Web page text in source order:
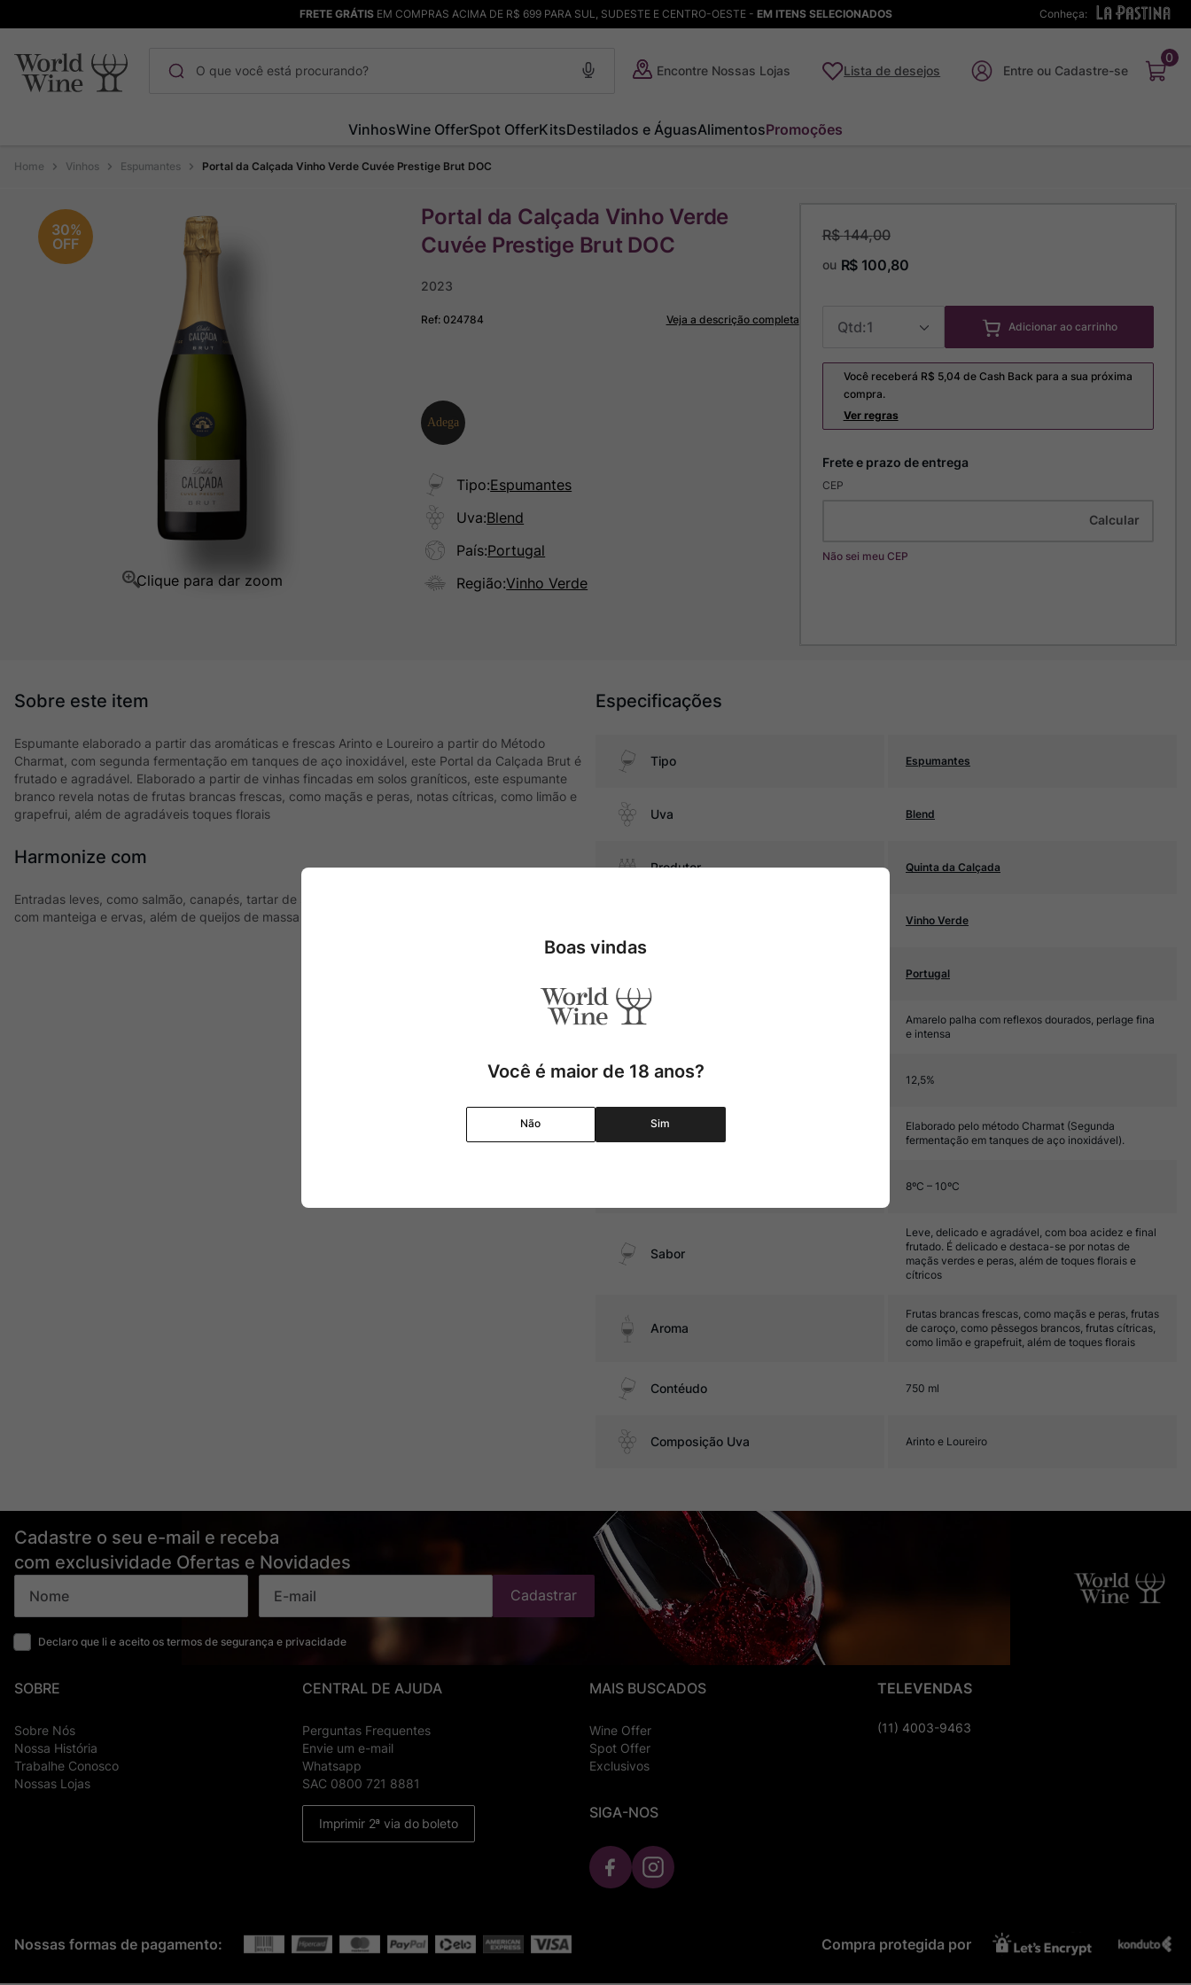
Conheça:
FRETE GRÁTISEM COMPRAS ACIMA DE R$ 699 PARA SUL, SUDESTE E CENTRO-OESTE - EM ITENS SELECIONADOS
Encontre Nossas Lojas Lista de desejos
0
VinhosWine OfferSpot OfferKitsDestilados e ÁguasAlimentosPromoções
Vinhos Espumantes Portal da Calçada Vinho Verde Cuvée Prestige Brut DOC
30%
OFF
Portal da Calçada Vinho Verde
Cuvée Prestige Brut DOC
2023
Ref:024784 Veja a descrição completa
Tipo:Espumantes
Uva:Blend
País:Portugal
Região:Vinho Verde
R$ 144,00
ou R$ 100,80
1 Adicionar ao carrinho
Você receberá R$ 5,04 de Cash Back para a sua próxima
compra.
Ver regras
CEP
Não sei meu CEP
Espumante elaborado a partir das aromáticas e frescas Arinto e Loureiro a partir do Método
Charmat, com segunda fermentação em tanques de aço inoxidável, este Portal da Calçada Brut é
frutado e agradável. Elaborado a partir de vinhas fincadas em solos graníticos, este espumante
branco revela notas de frutas brancas frescas, como maçãs e peras, notas cítricas, como limão e
grapefrui, além de agradáveis toques florais
Harmonize com
Entradas leves, como salmão, canapés, tartar de salmão, carpaccio, pescados, massas salteadas
com manteiga e ervas, além de queijos de massa mole
Especificações
Tipo Espumantes
Uva Blend
Produtor Quinta da Calçada
Vinho Verde
Portugal
Amarelo palha com reflexos dourados, perlage fina
e intensa
Graduação Alcóolica 12,5%
Elaborado pelo método Charmat (Segunda
fermentação em tanques de aço inoxidável).
8ºC – 10ºC
Sabor
Leve, delicado e agradável, com boa acidez e final
frutado. É delicado e destaca-se por notas de
maçãs verdes e peras, além de toques florais e
cítricos
Aroma
Frutas brancas frescas, como maçãs e peras, frutas
de caroço, como pêssegos brancos, frutas cítricas,
como limão e grapefruit, além de toques florais
Contéudo 750 ml
Composição Uva Arinto e Loureiro
Cadastre o seu e-mail e receba
com exclusividade Ofertas e Novidades
Declaro que li e aceito os termos de segurança e privacidade
Cadastrar
SOBRE
Sobre Nós
Nossa História
Trabalhe Conosco
Nossas Lojas
CENTRAL DE AJUDA
Perguntas Frequentes
Envie um e-mail
Whatsapp
SAC 0800 721 8881
Imprimir 2ª via do boleto
MAIS BUSCADOS
Wine Offer
Spot Offer
Exclusivos
SIGA-NOS
TELEVENDAS
(11) 4003-9463
Nossas formas de pagamento: Compra protegida por
1º Maçanita
3º
4º
Ver Sacrum
Champagne
Boas vindas
Você é maior de 18 anos?
Não Sim